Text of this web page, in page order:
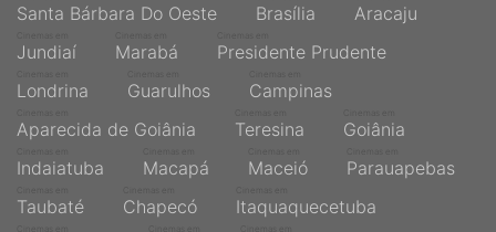
Santa Bárbara Do Oeste Brasília Aracaju
Jundiaí Marabá Presidente Prudente
Londrina Guarulhos Campinas
Aparecida de Goiânia Teresina Goiânia
Indaiatuba Macapá Maceió Parauapebas
Taubaté Chapecó Itaquaquecetuba